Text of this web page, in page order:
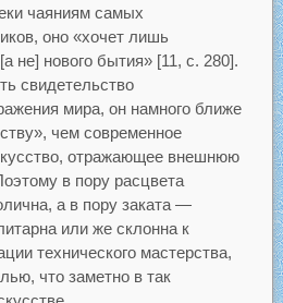
чаяниям самых
оно «хочет лишь
не] нового бытия» [11, с. 280].
свидетельство
мира, он намного ближе
чем современное
отражающее внешнюю
в пору расцвета
а в пору заката —
или же склонна к
технического мастерства,
что заметно в так